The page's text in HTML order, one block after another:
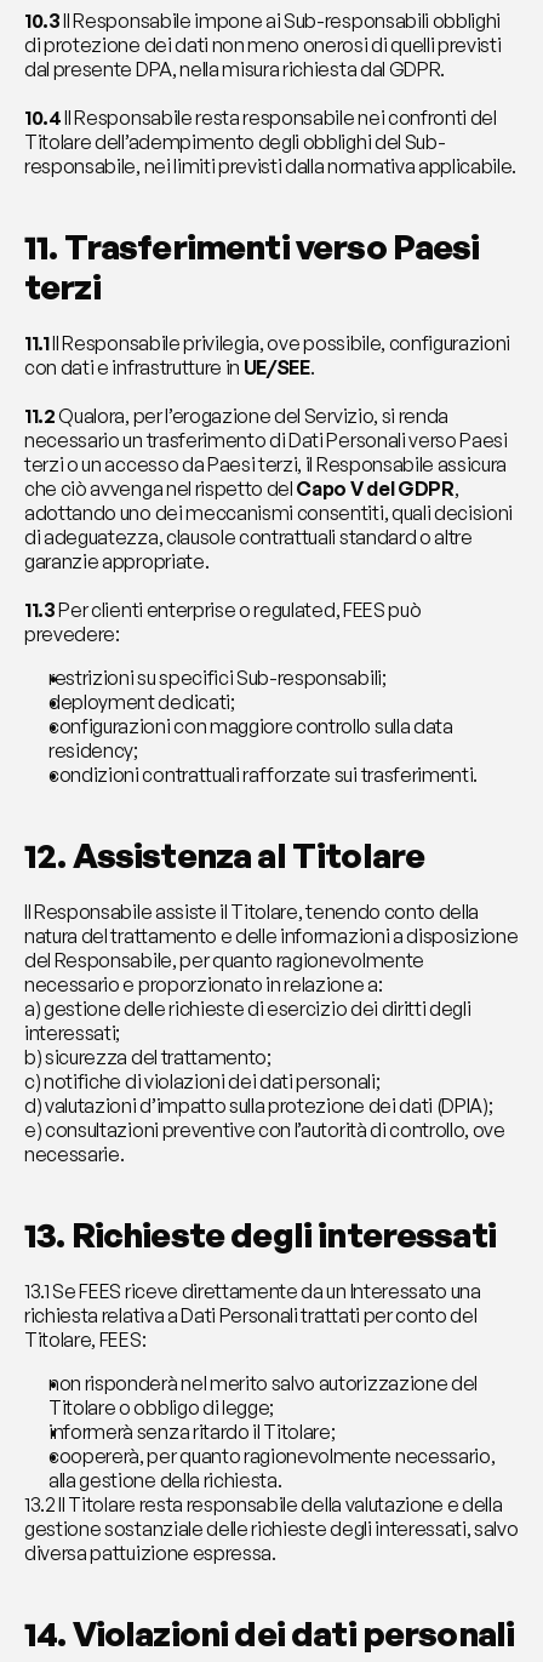
10.3 Il Responsabile impone ai Sub-responsabili obblighi
di protezione dei dati non meno onerosi di quelli previsti
dal presente DPA, nella misura richiesta dal GDPR.
10.4 Il Responsabile resta responsabile nei confronti del
Titolare dell’adempimento degli obblighi del Sub-
responsabile, nei limiti previsti dalla normativa applicabile.
11. Trasferimenti verso Paesi
terzi
11.1 Il Responsabile privilegia, ove possibile, configurazioni
con dati e infrastrutture in UE/SEE.
11.2 Qualora, per l’erogazione del Servizio, si renda
necessario un trasferimento di Dati Personali verso Paesi
terzi o un accesso da Paesi terzi, il Responsabile assicura
che ciò avvenga nel rispetto del Capo V del GDPR,
adottando uno dei meccanismi consentiti, quali decisioni
di adeguatezza, clausole contrattuali standard o altre
garanzie appropriate.
11.3 Per clienti enterprise o regulated, FEES può
prevedere:
restrizioni su specifici Sub-responsabili;
deployment dedicati;
configurazioni con maggiore controllo sulla data
residency;
condizioni contrattuali rafforzate sui trasferimenti.
12. Assistenza al Titolare
Il Responsabile assiste il Titolare, tenendo conto della
natura del trattamento e delle informazioni a disposizione
del Responsabile, per quanto ragionevolmente
necessario e proporzionato in relazione a:
a) gestione delle richieste di esercizio dei diritti degli
interessati;
b) sicurezza del trattamento;
c) notifiche di violazioni dei dati personali;
d) valutazioni d’impatto sulla protezione dei dati (DPIA);
e) consultazioni preventive con l’autorità di controllo, ove
necessarie.
13. Richieste degli interessati
13.1 Se FEES riceve direttamente da un Interessato una
richiesta relativa a Dati Personali trattati per conto del
Titolare, FEES:
non risponderà nel merito salvo autorizzazione del
Titolare o obbligo di legge;
informerà senza ritardo il Titolare;
coopererà, per quanto ragionevolmente necessario,
alla gestione della richiesta.
13.2 Il Titolare resta responsabile della valutazione e della
gestione sostanziale delle richieste degli interessati, salvo
diversa pattuizione espressa.
14. Violazioni dei dati personali